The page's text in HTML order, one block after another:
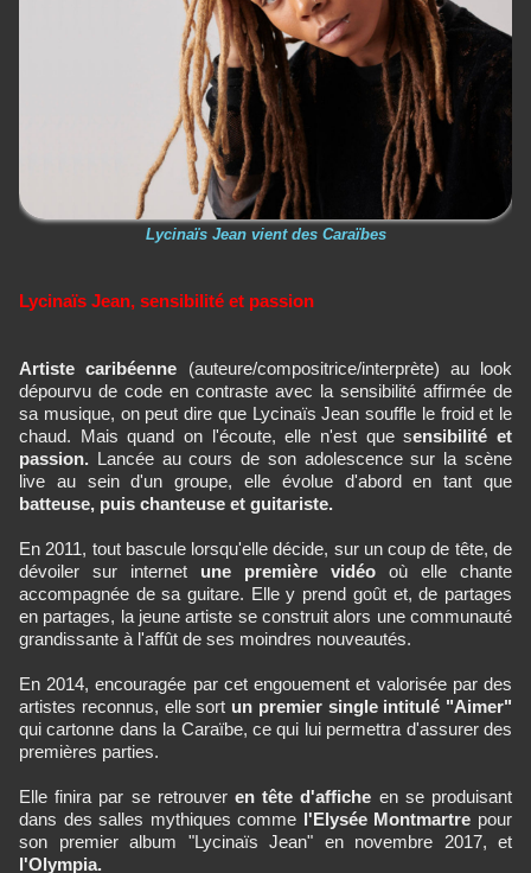
Lycinaïs Jean vient des Caraïbes
Lycinaïs Jean, sensibilité et passion
Artiste caribéenne (auteure/compositrice/interprète) au look
dépourvu de code en contraste avec la sensibilité affirmée de
sa musique, on peut dire que Lycinaïs Jean souffle le froid et le
chaud. Mais quand on l'écoute, elle n'est que sensibilité et
passion. Lancée au cours de son adolescence sur la scène
live au sein d'un groupe, elle évolue d'abord en tant que
batteuse, puis chanteuse et guitariste.
En 2011, tout bascule lorsqu'elle décide, sur un coup de tête, de
dévoiler sur internet une première vidéo où elle chante
accompagnée de sa guitare. Elle y prend goût et, de partages
en partages, la jeune artiste se construit alors une communauté
grandissante à l'affût de ses moindres nouveautés.
En 2014, encouragée par cet engouement et valorisée par des
artistes reconnus, elle sort un premier single intitulé "Aimer"
qui cartonne dans la Caraïbe, ce qui lui permettra d'assurer des
premières parties.
Elle finira par se retrouveren tête d'affiche en se produisant
dans des salles mythiques comme l'Elysée Montmartre pour
son premier album "Lycinaïs Jean" en novembre 2017, et
l'Olympia.